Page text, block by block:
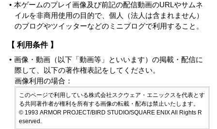
本ゲームのプレイ画像及び前記の配信動画のURLやサムネ
イルを非商用使用の目的で、個人（法人は含まれません）
のブログやツイッターなどのミニブログで利用すること。
【 利用条件 】
画像・動画（以下「動画等」といいます）の掲載・配信に
際して、以下の著作権表記をしてください。
画像利用の場合：
このページで利用している株式会社スクウェア・エニックスを代表とす
る共同著作者が権利を所有する画像の転載・配布は禁止いたします。
© 1993 ARMOR PROJECT/BIRD STUDIO/SQUARE ENIX All Rights R
eserved.